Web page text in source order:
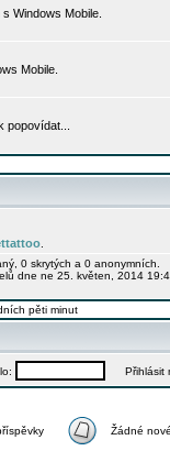
Windows Mobile.
Mobile.
0 skrytých a 0
dne ne 25. květen, 2014
pěti minut
Přihlásit
Žádné